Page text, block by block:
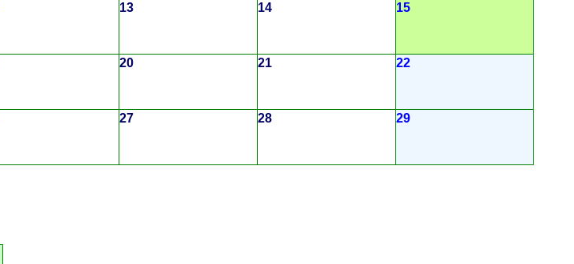
13 14 15
20 21 22
27 28 29